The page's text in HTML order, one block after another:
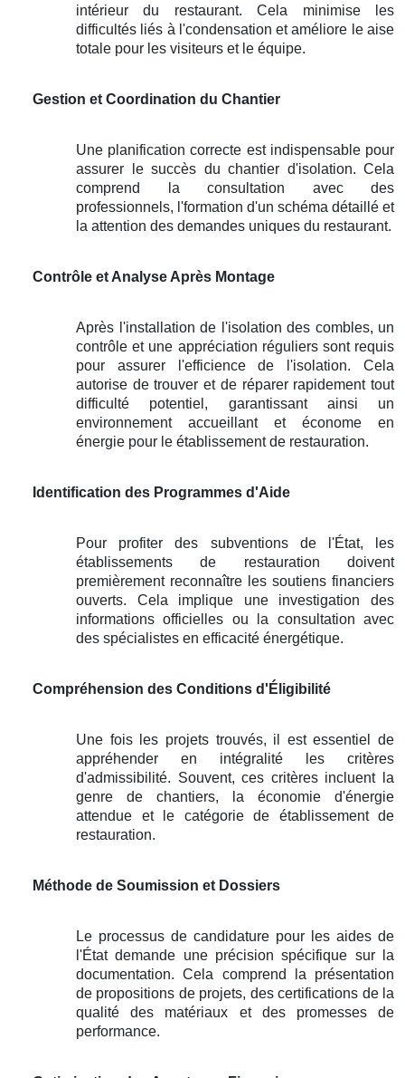
intérieur du restaurant. Cela minimise les
difficultés liés à l'condensation et améliore le aise
totale pour les visiteurs et le équipe.
Gestion et Coordination du Chantier
Une planification correcte est indispensable pour
assurer le succès du chantier d'isolation. Cela
comprend la consultation avec des
professionnels, l'formation d'un schéma détaillé et
la attention des demandes uniques du restaurant.
Contrôle et Analyse Après Montage
Après l'installation de l'isolation des combles, un
contrôle et une appréciation réguliers sont requis
pour assurer l'efficience de l'isolation. Cela
autorise de trouver et de réparer rapidement tout
difficulté potentiel, garantissant ainsi un
environnement accueillant et économe en
énergie pour le établissement de restauration.
Identification des Programmes d'Aide
Pour profiter des subventions de l'État, les
établissements de restauration doivent
premièrement reconnaître les soutiens financiers
ouverts. Cela implique une investigation des
informations officielles ou la consultation avec
des spécialistes en efficacité énergétique.
Compréhension des Conditions d'Éligibilité
Une fois les projets trouvés, il est essentiel de
appréhender en intégralité les critères
d'admissibilité. Souvent, ces critères incluent la
genre de chantiers, la économie d'énergie
attendue et le catégorie de établissement de
restauration.
Méthode de Soumission et Dossiers
Le processus de candidature pour les aides de
l'État demande une précision spécifique sur la
documentation. Cela comprend la présentation
de propositions de projets, des certifications de la
qualité des matériaux et des promesses de
performance.